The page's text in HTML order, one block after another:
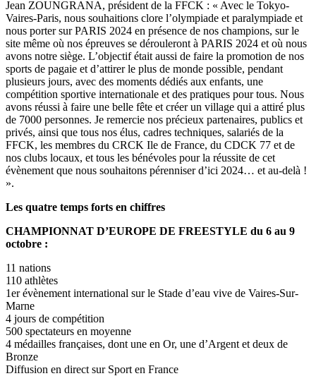
Jean ZOUNGRANA, président de la FFCK : « Avec le Tokyo-
Vaires-Paris, nous souhaitions clore l’olympiade et paralympiade et
nous porter sur PARIS 2024 en présence de nos champions, sur le
site même où nos épreuves se dérouleront à PARIS 2024 et où nous
avons notre siège. L’objectif était aussi de faire la promotion de nos
sports de pagaie et d’attirer le plus de monde possible, pendant
plusieurs jours, avec des moments dédiés aux enfants, une
compétition sportive internationale et des pratiques pour tous. Nous
avons réussi à faire une belle fête et créer un village qui a attiré plus
de 7000 personnes. Je remercie nos précieux partenaires, publics et
privés, ainsi que tous nos élus, cadres techniques, salariés de la
FFCK, les membres du CRCK Ile de France, du CDCK 77 et de
nos clubs locaux, et tous les bénévoles pour la réussite de cet
évènement que nous souhaitons pérenniser d’ici 2024… et au-delà !
».
Les quatre temps forts en chiffres
CHAMPIONNAT D’EUROPE DE FREESTYLE du 6 au 9
octobre :
11 nations
110 athlètes
1er évènement international sur le Stade d’eau vive de Vaires-Sur-
Marne
4 jours de compétition
500 spectateurs en moyenne
4 médailles françaises, dont une en Or, une d’Argent et deux de
Bronze
Diffusion en direct sur Sport en France